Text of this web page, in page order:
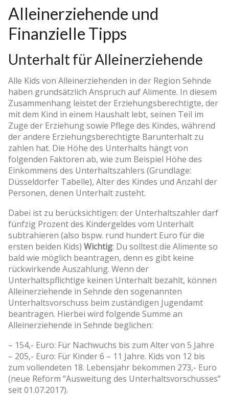
Alleinerziehende und
Finanzielle Tipps
Unterhalt für Alleinerziehende
Alle Kids von Alleinerziehenden in der Region Sehnde
haben grundsätzlich Anspruch auf Alimente. In diesem
Zusammenhang leistet der Erziehungsberechtigte, der
mit dem Kind in einem Haushalt lebt, seinen Teil im
Zuge der Erziehung sowie Pflege des Kindes, während
der andere Erziehungsberechtigte Barunterhalt zu
zahlen hat. Die Höhe des Unterhalts hängt von
folgenden Faktoren ab, wie zum Beispiel Höhe des
Einkommens des Unterhaltszahlers (Grundlage:
Düsseldorfer Tabelle), Alter des Kindes und Anzahl der
Personen, denen Unterhalt zusteht.
Dabei ist zu berücksichtigen: der Unterhaltszahler darf
fünfzig Prozent des Kindergeldes vom Unterhalt
subtrahieren (also bspw. rund hundert Euro für die
ersten beiden Kids) Wichtig: Du solltest die Alimente so
bald wie möglich beantragen, denn es gibt keine
rückwirkende Auszahlung. Wenn der
Unterhaltspflichtige keinen Unterhalt bezahlt, können
Alleinerziehende in Sehnde den sogenannten
Unterhaltsvorschuss beim zuständigen Jugendamt
beantragen. Hierbei wird folgende Summe an
Alleinerziehende in Sehnde beglichen:
– 154,- Euro: Für Nachwuchs bis zum Alter von 5 Jahre
– 205,- Euro: Für Kinder 6 – 11 Jahre. Kids von 12 bis
zum vollendeten 18. Lebensjahr bekommen 273,- Euro
(neue Reform “Ausweitung des Unterhaltsvorschusses”
seit 01.07.2017).